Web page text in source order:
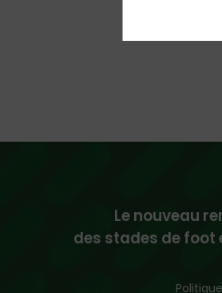
Le nouveau
des stades de foot